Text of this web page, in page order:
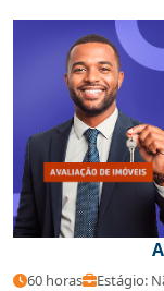
60 horas Estágio: